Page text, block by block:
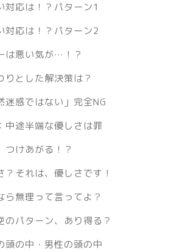
対応は！？パターン1
対応は！？パターン2
は悪い気が…！？
りとした解決策は？
迷惑ではない」完全NG
中途半端な優しさは罪
つけあがる！？
？それは、優しさです！
ら無理って言ってよ？
のパターン、あり得る？
頭の中・男性の頭の中